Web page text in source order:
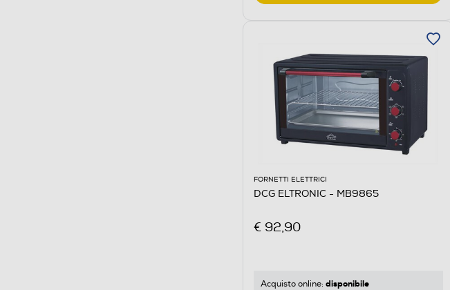
FORNETTI ELETTRICI
DCG ELTRONIC - MB9865
€ 92,90
Acquisto online: disponibile